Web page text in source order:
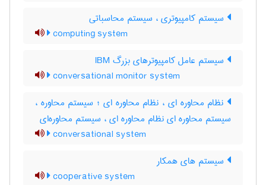
سیستم کامپیوتری ، سیستم محاسباتی
computing system
سیستم عامل کامپیوترهای بزرگ IBM
conversational monitor system
نظام محاوره ای ، نظام محاوره ای ؛ سیستم محاوره ،
سیستم محاوره ای نظام محاوره ای ، سیستم محاوره‌ای
conversational system
سیستم های همکار
cooperative system